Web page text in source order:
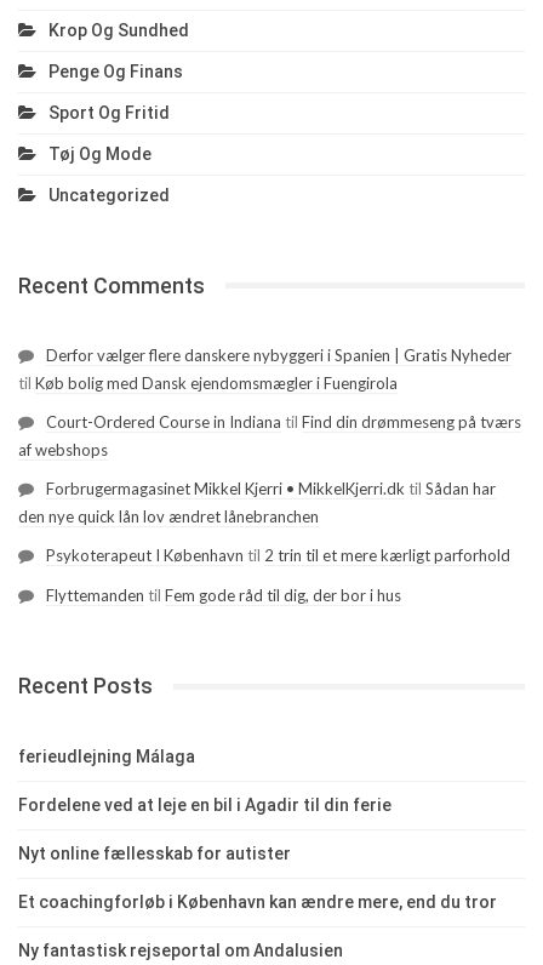
Krop Og Sundhed
Penge Og Finans
Sport Og Fritid
Tøj Og Mode
Uncategorized
Recent Comments
Derfor vælger flere danskere nybyggeri i Spanien | Gratis Nyheder
til Køb bolig med Dansk ejendomsmægler i Fuengirola
Court-Ordered Course in Indiana til Find din drømmeseng på tværs
af webshops
Forbrugermagasinet Mikkel Kjerri • MikkelKjerri.dk til Sådan har
den nye quick lån lov ændret lånebranchen
Psykoterapeut I København til 2 trin til et mere kærligt parforhold
Flyttemanden til Fem gode råd til dig, der bor i hus
Recent Posts
ferieudlejning Málaga
Fordelene ved at leje en bil i Agadir til din ferie
Nyt online fællesskab for autister
Et coachingforløb i København kan ændre mere, end du tror
Ny fantastisk rejseportal om Andalusien